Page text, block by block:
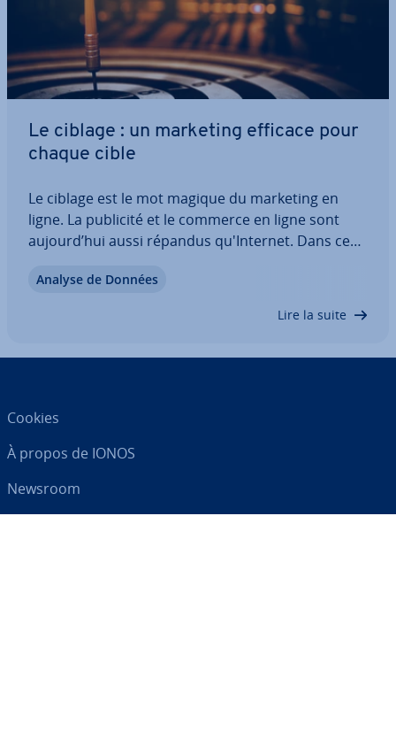
Le ciblage : un marketing efficace pour
chaque cible
Le ciblage est le mot magique du marketing en
ligne. La publicité et le commerce en ligne sont
aujourd’hui aussi répandus qu'In­ter­net. Dans ce
brables clients po­ten­tiels. Mais les campagnes de
Analyse de Données
Lire la suite
Cookies
À propos de IONOS
Newsroom